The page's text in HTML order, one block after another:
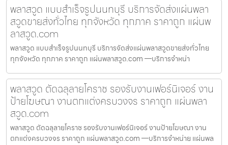
พลาสวูด แบบสำเร็จรูปนนทบุรี บริการจัดส่งแผ่นพลา
สวูดขายส่งทั่วไทย ทุกจังหวัด ทุกภาค ราคาถูก แผ่นพ
ลาสวูด.com
พลาสวูด แบบสำเร็จรูปนนทบุรี บริการจัดส่งแผ่นพลาสวูดขายส่งทั่วไทย
ทุกจังหวัด ทุกภาค ราคาถูก แผ่นพลาสวูด.com —บริการจำหน่า
พลาสวูด ตัดฉลุลายโคราช รองรับงานเฟอร์นิเจอร์ งาน
ป้ายโฆษณา งานตกแต่งครบวงจร ราคาถูก แผ่นพลา
สวูด.com
พลาสวูด ตัดฉลุลายโคราช รองรับงานเฟอร์นิเจอร์ งานป้ายโฆษณา งาน
ตกแต่งครบวงจร ราคาถูก แผ่นพลาสวูด.com —บริการจำหน่าย แผ่นพล